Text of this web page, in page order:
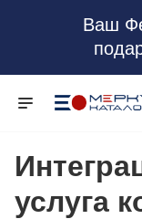
Ваш
услуга